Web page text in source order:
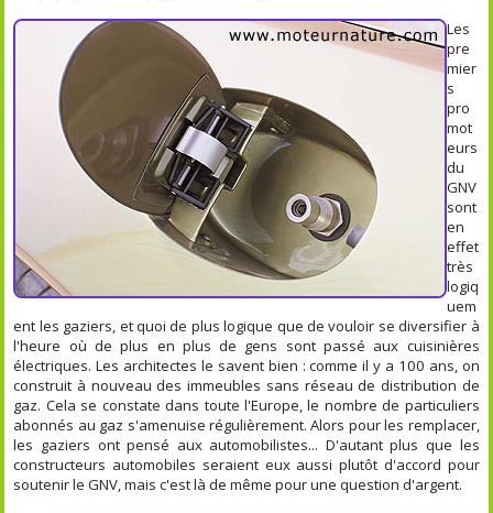
Les
pre
mier
s
pro
mot
eurs
du
GNV
sont
en
effet
très
logiq
uem
ent les gaziers, et quoi de plus logique que de vouloir se diversifier à
l'heure où de plus en plus de gens sont passé aux cuisinières
électriques. Les architectes le savent bien : comme il y a 100 ans, on
construit à nouveau des immeubles sans réseau de distribution de
gaz. Cela se constate dans toute l'Europe, le nombre de particuliers
abonnés au gaz s'amenuise régulièrement. Alors pour les remplacer,
les gaziers ont pensé aux automobilistes... D'autant plus que les
constructeurs automobiles seraient eux aussi plutôt d'accord pour
soutenir le GNV, mais c'est là de même pour une question d'argent.